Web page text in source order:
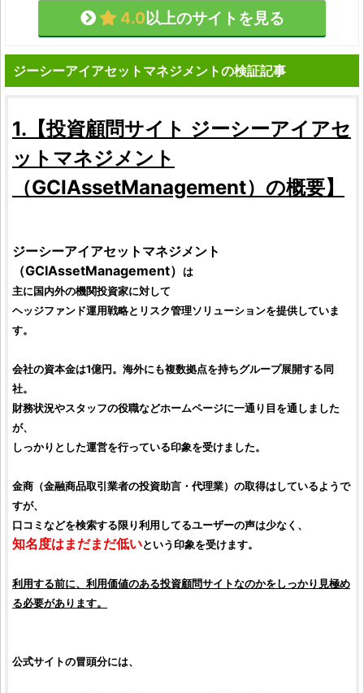
4.0以上のサイトを見る
ジーシーアイアセットマネジメントの検証記事
1.【投資顧問サイト ジーシーアイアセ
ットマネジメント
（GCIAssetManagement）の概要】
ジーシーアイアセットマネジメント
（GCIAssetManagement）
は
主に国内外の機関投資家に対して
ヘッジファンド運用戦略とリスク管理ソリューションを提供していま
す。
会社の資本金は1億円。海外にも複数拠点を持ちグループ展開する同
社。
財務状況やスタッフの役職などホームページに一通り目を通しました
が、
しっかりとした運営を行っている印象を受けました。
金商 （金融商品取引業者の投資助言 ・代理業）の取得はしているようで
すが、
口コミなどを検索する限り利用してるユーザーの声は少なく、
知名度はまだまだ低いという印象を受けます。
利用する前に、利用価値のある投資顧問サイトなのかをしっかり見極め
る必要があります。
公式サイトの冒頭分には、